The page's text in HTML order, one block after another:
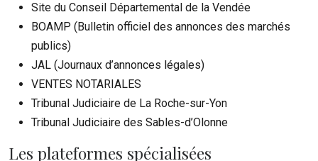
Site du Conseil Départemental de la Vendée
BOAMP (Bulletin officiel des annonces des marchés
publics)
JAL (Journaux d’annonces légales)
VENTES NOTARIALES
Tribunal Judiciaire de La Roche-sur-Yon
Tribunal Judiciaire des Sables-d’Olonne
Les plateformes spécialisées